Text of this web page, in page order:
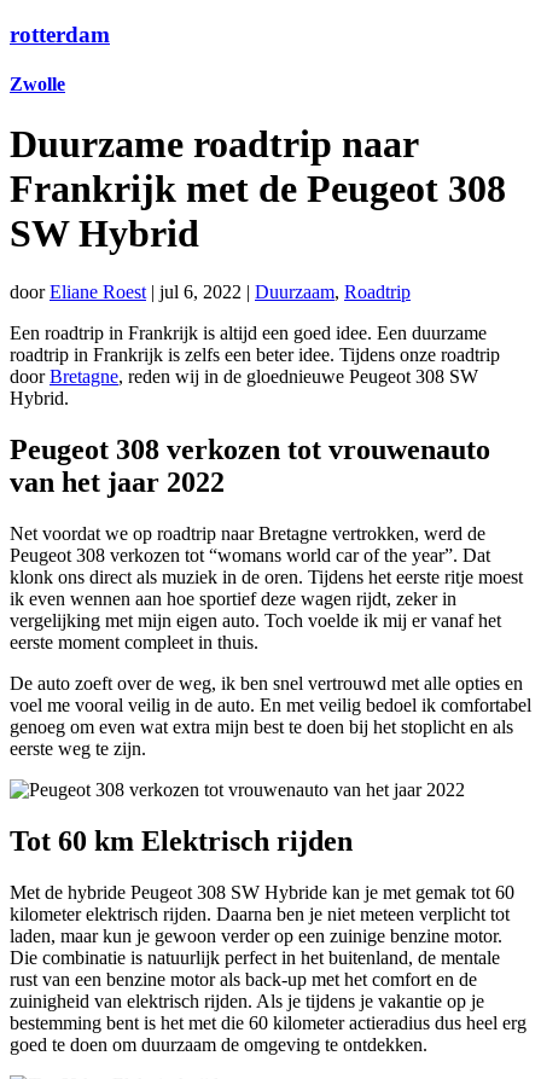
rotterdam
Zwolle
Duurzame roadtrip naar
Frankrijk met de Peugeot 308
SW Hybrid
doorEliane Roest | jul 6, 2022 | Duurzaam, Roadtrip
Een roadtrip in Frankrijk is altijd een goed idee. Een duurzame
roadtrip in Frankrijk is zelfs een beter idee. Tijdens onze roadtrip
doorBretagne, reden wij in de gloednieuwe Peugeot 308 SW
Hybrid.
Peugeot 308 verkozen tot vrouwenauto
van het jaar 2022
Net voordat we op roadtrip naar Bretagne vertrokken, werd de
Peugeot 308 verkozen tot “womans world car of the year”. Dat
klonk ons direct als muziek in de oren. Tijdens het eerste ritje moest
ik even wennen aan hoe sportief deze wagen rijdt, zeker in
vergelijking met mijn eigen auto. Toch voelde ik mij er vanaf het
eerste moment compleet in thuis.
De auto zoeft over de weg, ik ben snel vertrouwd met alle opties en
voel me vooral veilig in de auto. En met veilig bedoel ik comfortabel
genoeg om even wat extra mijn best te doen bij het stoplicht en als
eerste weg te zijn.
Tot 60 km Elektrisch rijden
Met de hybride Peugeot 308 SW Hybride kan je met gemak tot 60
kilometer elektrisch rijden. Daarna ben je niet meteen verplicht tot
laden, maar kun je gewoon verder op een zuinige benzine motor.
Die combinatie is natuurlijk perfect in het buitenland, de mentale
rust van een benzine motor als back-up met het comfort en de
zuinigheid van elektrisch rijden. Als je tijdens je vakantie op je
bestemming bent is het met die 60 kilometer actieradius dus heel erg
goed te doen om duurzaam de omgeving te ontdekken.